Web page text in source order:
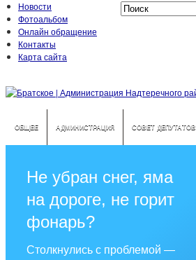
Новости
Фотоальбом
Онлайн обращение
Контакты
Карта сайта
ОБЩЕЕ АДМИНИСТРАЦИЯ СОВЕТ ДЕПУТАТОВ
Не убран снег, яма
на дороге, не горит
фонарь?
Столкнулись с проблемой —